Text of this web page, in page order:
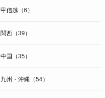
甲信越（6）
関西（39）
中国（35）
九州・沖縄（54）